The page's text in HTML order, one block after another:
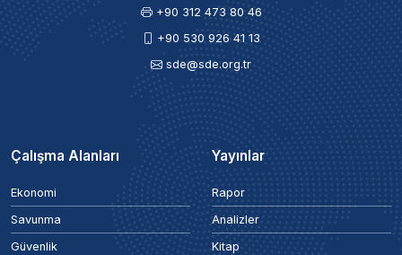
+90 312 473 80 46
+90 530 926 41 13
sde@sde.org.tr
Çalışma Alanları
Ekonomi
Savunma
Güvenlik
Yayınlar
Rapor
Analizler
Kitap